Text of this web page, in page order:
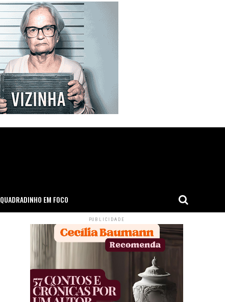
QUADRADINHO EM FOCO
PUBLICIDADE